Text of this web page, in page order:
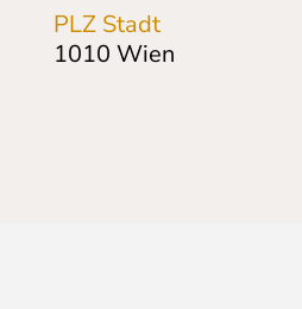
PLZ Stadt
1010 Wien